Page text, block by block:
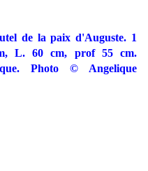
de la paix d'Auguste. 1
L. 60 cm, prof 55 cm.
Photo © Angelique